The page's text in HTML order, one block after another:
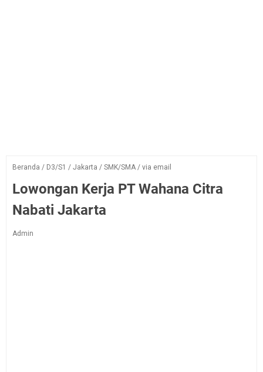
Beranda / D3/S1 / Jakarta / SMK/SMA / via email
Lowongan Kerja PT Wahana Citra
Nabati Jakarta
Admin